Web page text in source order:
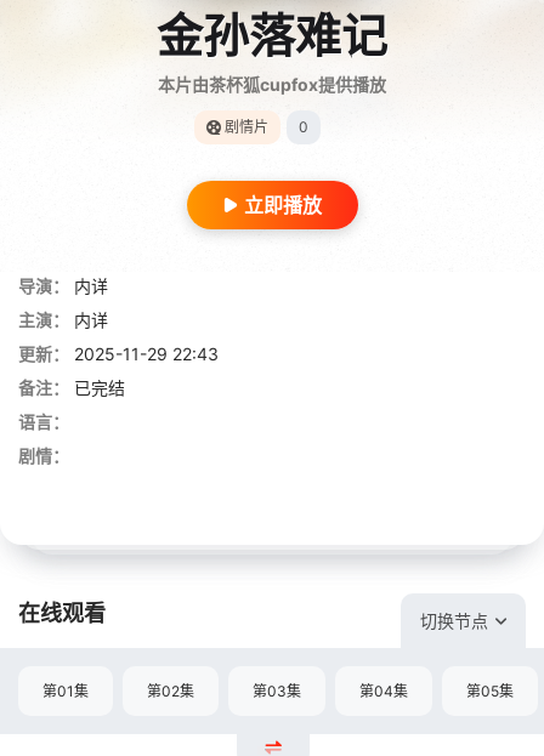
金孙落难记
本片由茶杯狐cupfox提供播放
剧情片 0
立即播放
导演：
内详
主演：
内详
更新：
2025-11-29 22:43
备注：
已完结
语言：
剧情：
在线观看 切换节点
第01集 第02集 第03集 第04集 第05集